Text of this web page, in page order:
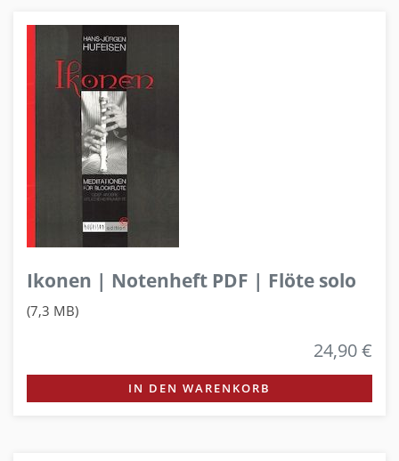
Ikonen | Notenheft PDF | Flöte solo
(7,3 MB)
24,90 €
IN DEN WARENKORB